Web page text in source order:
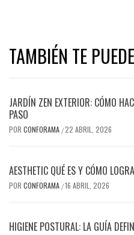
TAMBIÉN TE
JARDÍN ZEN EXTERIOR: CÓMO
PASO
POR CONFORAMA /22 ABRIL, 2026
AESTHETIC QUÉ ES Y CÓMO
POR CONFORAMA /16 ABRIL, 2026
HIGIENE POSTURAL: LA GUÍA